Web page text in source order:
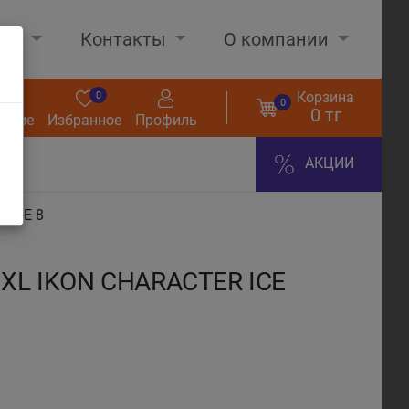
Контакты О компании
Избранное
0
Профиль
0 Корзина
0 тг
АКЦИИ
ICE 8
IKON CHARACTER ICE